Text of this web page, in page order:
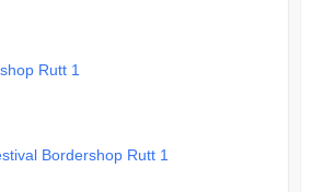
Rutt 1
Bordershop Rutt 1